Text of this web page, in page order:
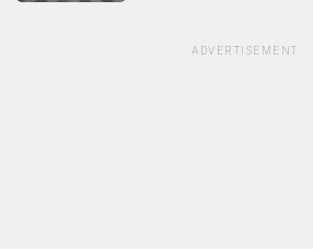
ADVERTISEMENT